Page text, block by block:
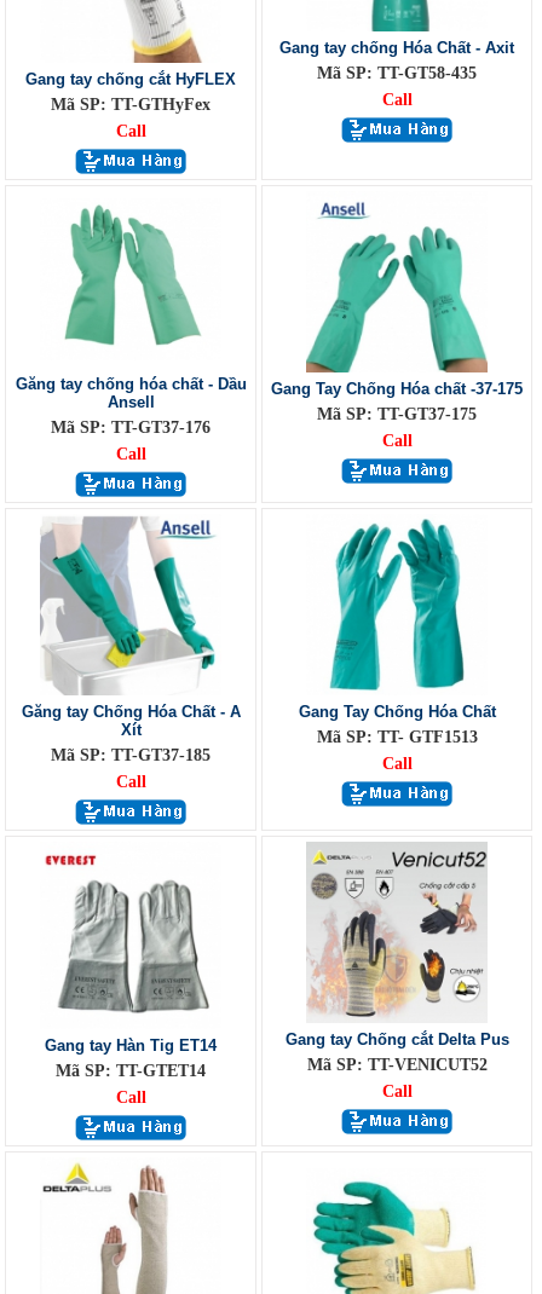
Gang tay chống cắt HyFLEX
Mã SP: TT-GTHyFex
Call
Gang tay chống Hóa Chất - Axit
Mã SP: TT-GT58-435
Call
Găng tay chống hóa chất - Dầu
Ansell
Mã SP: TT-GT37-176
Call
Gang Tay Chống Hóa chất -37-175
Mã SP: TT-GT37-175
Call
Găng tay Chống Hóa Chất - A
Xít
Mã SP: TT-GT37-185
Call
Gang Tay Chống Hóa Chất
Mã SP: TT- GTF1513
Call
Gang tay Hàn Tig ET14
Mã SP: TT-GTET14
Call
Gang tay Chống cắt Delta Pus
Mã SP: TT-VENICUT52
Call